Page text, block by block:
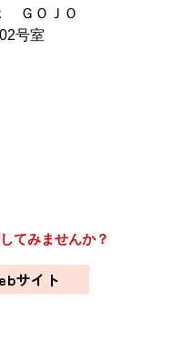
ＧＯＪＯ
号室
てみませんか？
サイト